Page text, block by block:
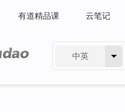
有道精品课 云笔记
中英